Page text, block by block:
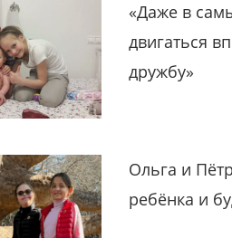
«Даже в
двигаться
дружбу»
Ольга и
ребёнка и